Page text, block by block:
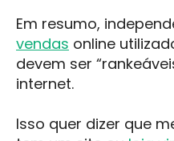
Em resumo,
vendas online
devem ser
internet.
Isso quer dizer que